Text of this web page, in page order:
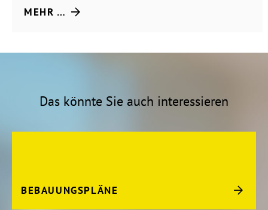
MEHR …
Das könnte Sie auch interessieren
BEBAUUNGSPLÄNE